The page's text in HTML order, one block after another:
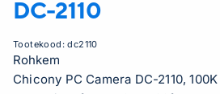
DC-2110
Tootekood:dc2110
Rohkem
Chicony PC Camera DC-2110,